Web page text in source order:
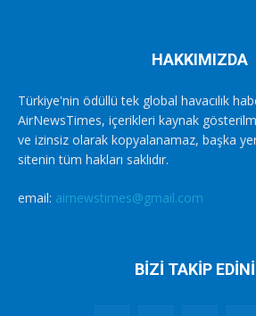
HAKKIMIZDA
Türkiye'nin ödüllü tek global havacılık
AirNewsTimes, içerikleri kaynak
ve izinsiz olarak kopyalanamaz, başka
sitenin tüm hakları saklıdır.
email: airnewstimes@gmail.com
BİZİ TAKİP